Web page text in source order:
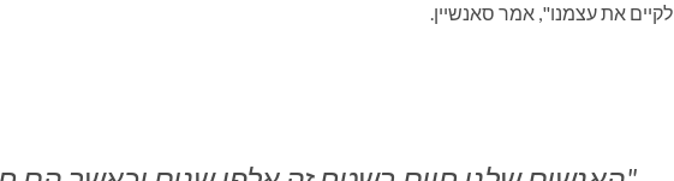
לקיים את עצמנו", אמר סאנשיין.